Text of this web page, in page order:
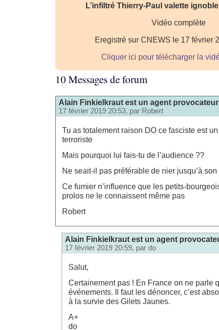
L’infiltré Thierry-Paul valette
Vidéo complète
Eregistré sur CNEWS le 17 février
Cliquer ici pour télécharger la
10 Messages de forum
Alain Finkielkraut est un agent
17 février 2019 20:53, par Robert
Tu as totalement raison DO ce fasciste est
terroriste
Mais pourquoi lui fais-tu de l’audience ??
Ne seait-il pas préférable de nier jusqu’à
Ce fumier n’influence que les petits-
prolos ne le connaissent même pas
Robert
Alain Finkielkraut est un agent
17 février 2019 20:59, par do
Salut,
Certainement pas ! En France on ne parle
événements. Il faut les dénoncer, c’est
à la survie des Gilets Jaunes.
A+
do